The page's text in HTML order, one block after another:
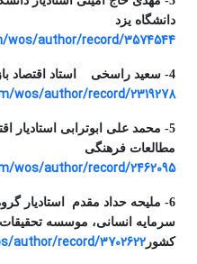
دانشگاه یزد
author/record/3574544
4- سعید راسخی استاد اقتصاد بازرگانی دانشگاه مازندران
wos/author/record/2319278
5- محمد علی ابوترابی استادیار
مطالعات فرهنگی
wos/author/record/2462095
6- ملیحه حداد مقدم استادیار
سرمایه انسانی، موسسه
کشور author/record/3702622